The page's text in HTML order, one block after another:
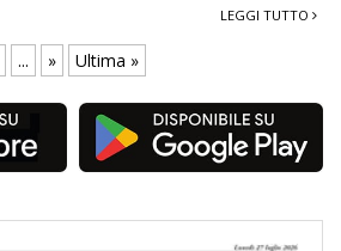
LEGGI TUTTO
... » Ultima »